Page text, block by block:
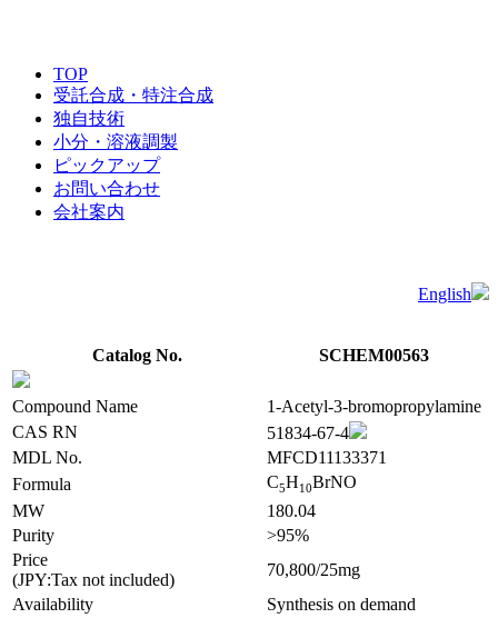
TOP
受託合成・特注合成
独自技術
小分・溶液調製
ピックアップ
お問い合わせ
会社案内
English
Catalog No. SCHEM00563
Compound Name
1-Acetyl-3-bromopropylamine
CAS RN
51834-67-4
MDL No.
MFCD11133371
Formula
C5H10BrNO
MW
180.04
Purity
>95%
Price
(JPY:Tax not included)
70,800/25mg
Availability
Synthesis on demand